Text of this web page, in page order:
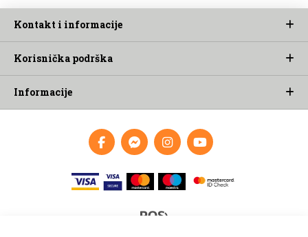
Kontakt i informacije
Korisnička podrška
Informacije